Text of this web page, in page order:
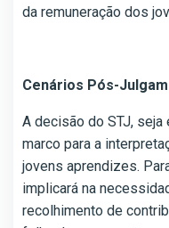
da remuneração dos
Cenários Pós-
A decisão do STJ,
marco para a
jovens aprendizes.
implicará na
recolhimento de